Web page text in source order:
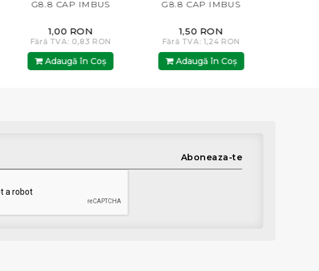
G8.8 CAP IMBUS
1,00 RON
Fără TVA: 0,83 RON
Adaugă în Coş
G8.8 CAP IMBUS
1,50 RON
Fără TVA: 1,24 RON
Adaugă în Coş
Aboneaza-te